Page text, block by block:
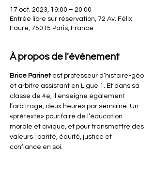
17 oct. 2023, 19:00 – 20:00
Entrée libre sur réservation, 72 Av. Félix
Faure, 75015 Paris, France
À propos de l'événement
Brice Parinet est professeur d’histoire-géo
et arbitre assistant en Ligue 1. Et dans sa
classe de 4e, il enseigne également
l’arbitrage, deux heures par semaine. Un
«prétexte» pour faire de l’éducation
morale et civique, et pour transmettre des
valeurs : parité, équité, justice et
confiance en soi.